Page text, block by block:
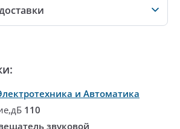
и Автоматика
110
звуковой